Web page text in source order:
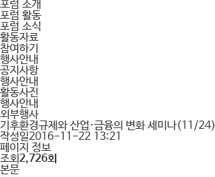
포럼 소개
포럼 활동
포럼 소식
활동자료
참여하기
행사안내
공지사항
행사안내
활동사진
행사안내
외부행사
기후환경규제와 산업·금융의 변화 세미나(11/24)
작성일2016-11-22 13:21
페이지 정보
조회2,726회
본문